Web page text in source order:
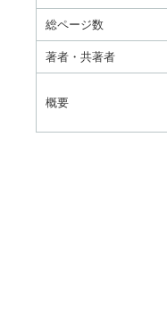
総ページ数
著者・共著者
概要